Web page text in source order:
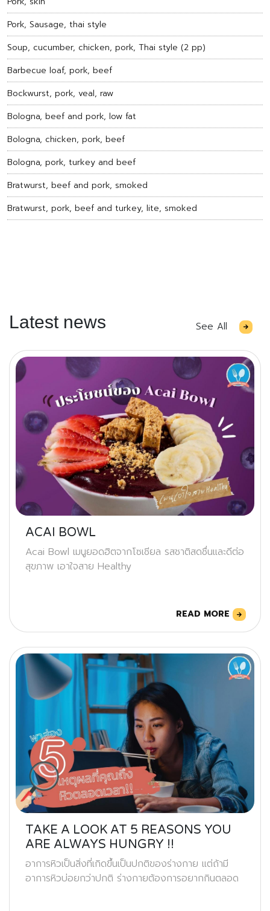
Pork, Sausage, thai style
Soup, cucumber, chicken, pork, Thai style (2 pp)
Barbecue loaf, pork, beef
Bockwurst, pork, veal, raw
Bologna, beef and pork, low fat
Bologna, chicken, pork, beef
Bologna, pork, turkey and beef
Bratwurst, beef and pork, smoked
Bratwurst, pork, beef and turkey, lite, smoked
Latest news See All
ACAI BOWL
Acai Bowl เมนูยอดฮิตจากโซเชียล รสชาติสดชื่นและดีต่อ
สุขภาพ เอาใจสาย Healthy
READ MORE
TAKE A LOOK AT 5 REASONS YOU
ARE ALWAYS HUNGRY !!
อาการหิวเป็นสิ่งที่เกิดขึ้นเป็นปกติของร่างกาย แต่ถ้ามี
อาการหิวบ่อยกว่าปกติ ร่างกายต้องการอยากกินตลอด